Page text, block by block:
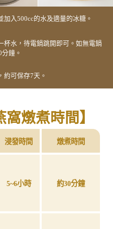
入500cc的水及適量的冰糖。
杯水，待電鍋跳開即可。如無電鍋
鐘。
約可保存7天。
窩燉煮時間】
浸發時間 燉煮時間
5~6小時 約30分鐘